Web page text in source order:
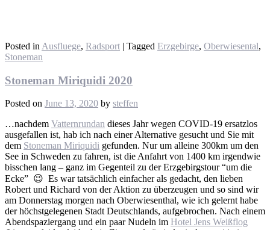
Posted in Ausfluege, Radsport | Tagged Erzgebirge, Oberwiesental,
Stoneman
Stoneman Miriquidi 2020
Posted on June 13, 2020 by steffen
…nachdem Vatternrundan dieses Jahr wegen COVID-19 ersatzlos
ausgefallen ist, hab ich nach einer Alternative gesucht und Sie mit
dem Stoneman Miriquidi gefunden. Nur um alleine 300km um den
See in Schweden zu fahren, ist die Anfahrt von 1400 km irgendwie
bisschen lang – ganz im Gegenteil zu der Erzgebirgstour “um die
Ecke” 😉 Es war tatsächlich einfacher als gedacht, den lieben
Robert und Richard von der Aktion zu überzeugen und so sind wir
am Donnerstag morgen nach Oberwiesenthal, wie ich gelernt habe
der höchstgelegenen Stadt Deutschlands, aufgebrochen. Nach einem
Abendspaziergang und ein paar Nudeln im Hotel Jens Weißflog